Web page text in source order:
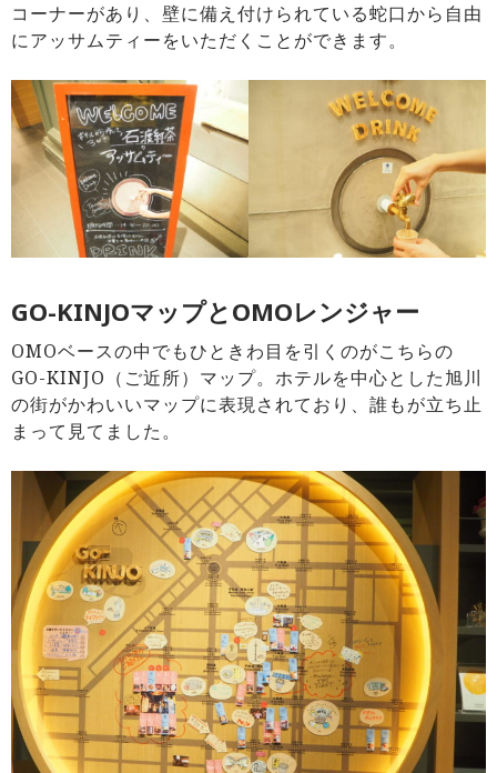
コーナーがあり、壁に備え付けられている蛇口から自由
にアッサムティーをいただくことができます。
GO-KINJOマップとOMOレンジャー
OMOベースの中でもひときわ目を引くのがこちらの
GO-KINJO（ご近所）マップ。ホテルを中心とした旭川
の街がかわいいマップに表現されており、誰もが立ち止
まって見てました。